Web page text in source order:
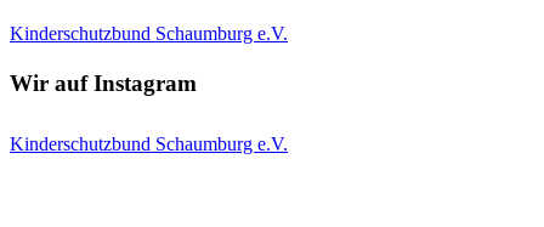
Kinderschutzbund Schaumburg e.V.
Wir auf Instagram
Kinderschutzbund Schaumburg e.V.